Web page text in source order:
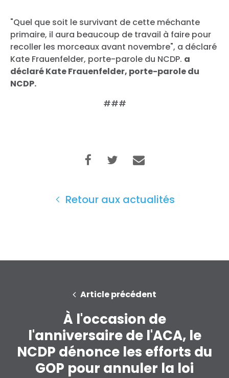
Accueil
Shop
"Quel que soit le survivant de cette méchante
primaire, il aura beaucoup de travail à faire pour
recoller les morceaux avant novembre", a déclaré
Kate Frauenfelder, porte-parole du NCDP. a
déclaré Kate Frauenfelder, porte-parole du
NCDP.
###
Retour aux actualités
Article précédent
À l'occasion de
l'anniversaire de l'ACA, le
NCDP dénonce les efforts du
GOP pour annuler la loi